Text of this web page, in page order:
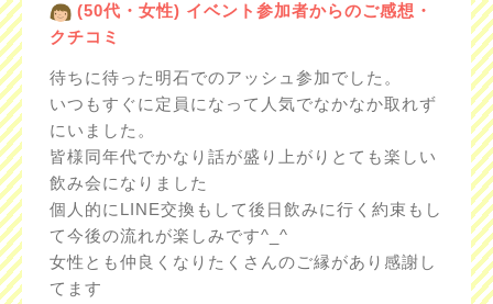
(50代・女性) イベント参加者からのご感想・
クチコミ
待ちに待った明石でのアッシュ参加でした。
いつもすぐに定員になって人気でなかなか取れず
にいました。
皆様同年代でかなり話が盛り上がりとても楽しい
飲み会になりました
個人的にLINE交換もして後日飲みに行く約束もし
て今後の流れが楽しみです^_^
女性とも仲良くなりたくさんのご縁があり感謝し
てます